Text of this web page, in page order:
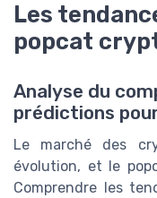
Les
popcat
Analyse du
prédictions
Le marché des
évolution, et le
Comprendre les